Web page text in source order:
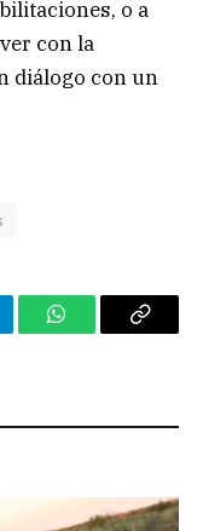
o a
con la
diálogo con un
WhatsAppCopy